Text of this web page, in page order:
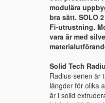
modulära
bra sätt. SOLO
Fi-utrustning.
vara är med
Solid Tech
Radius-serien är
längder för olika
är i solid